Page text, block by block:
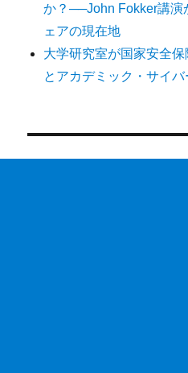
か？──John Fokker講演
ェアの現在地
大学研究室が国家安全
とアカデミック・サイ